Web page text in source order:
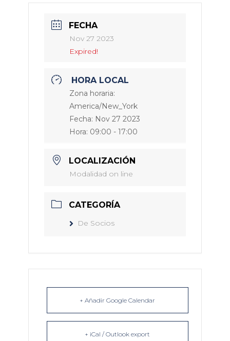
FECHA
Nov 27 2023
Expired!
HORA LOCAL
Zona horaria:
America/New_York
Fecha: Nov 27 2023
Hora: 09:00 - 17:00
LOCALIZACIÓN
Modalidad on line
CATEGORÍA
De Socios
+ Añadir Google Calendar
+ iCal / Outlook export